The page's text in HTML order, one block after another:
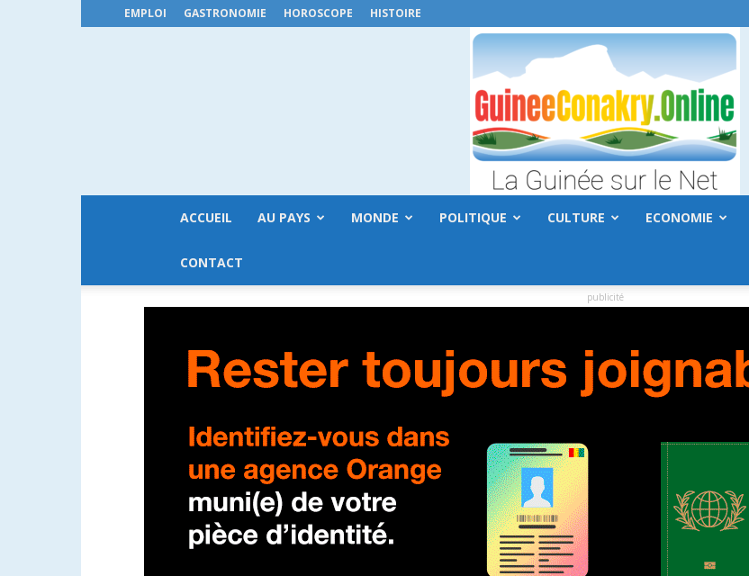
EMPLOI GASTRONOMIE HOROSCOPE HISTOIRE
ACCUEIL AU PAYS MONDE POLITIQUE CULTURE ECONOMIE
CONTACT
publicité